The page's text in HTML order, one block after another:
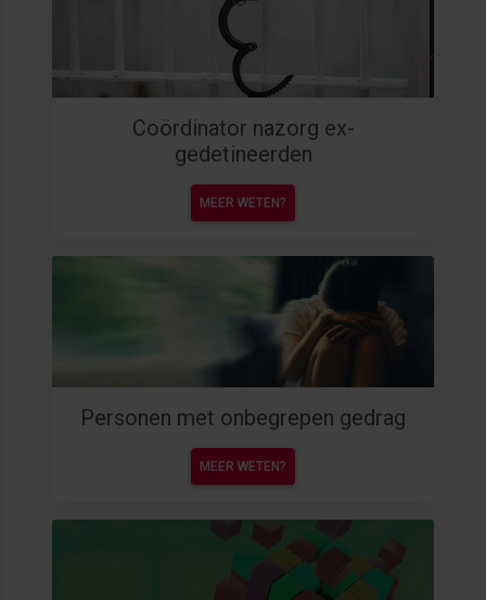
Coördinator nazorg ex-
gedetineerden
MEER WETEN?
Personen met onbegrepen gedrag
MEER WETEN?